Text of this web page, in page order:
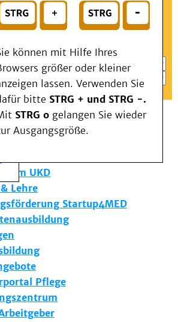
für Ihren Schnelleinstieg
können mit Hilfe Ihres
größer oder kleiner
lassen. Verwenden Sie
bitte STRG + und STRG -.
STRG o gelangen Sie wieder
Ausgangsgröße.
Institute/Zentren
am UKD
und Unterstützung
im Medizinwesen (KIM)
des UKD
am UKD
Lehre
Startup4MED
Pflege